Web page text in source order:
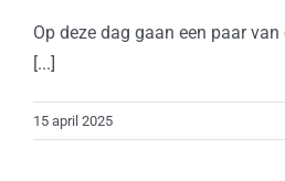
Op deze dag gaan een paar
[...]
15 april 2025